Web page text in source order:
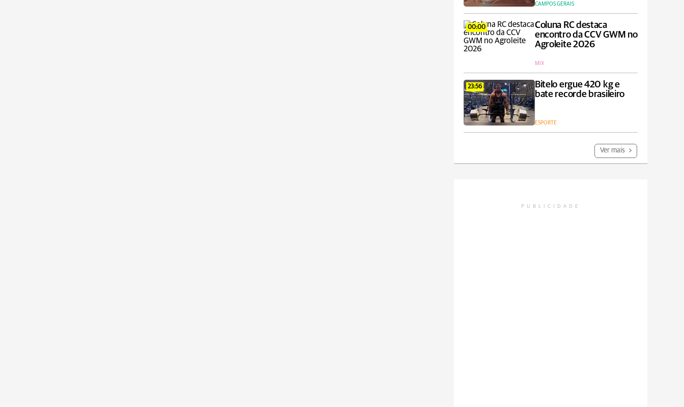
CAMPOS GERAIS
00:00
Coluna RC destaca
encontro da CCV GWM no
Agroleite 2026
MIX
23:56
Bitelo ergue 420 kg e
bate recorde brasileiro
ESPORTE
Ver mais
PUBLICIDADE